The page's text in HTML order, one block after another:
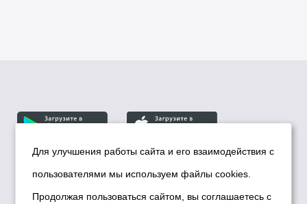
© Департамент информационной политики мэрии
города Новосибирска, 2026
Для улучшения работы сайта и его взаимодействия с
пользователями мы используем файлы cookies.
Продолжая пользоваться сайтом, вы соглашаетесь с